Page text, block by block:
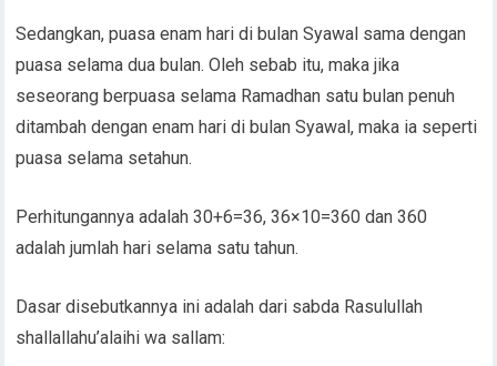
Sedangkan, puasa enam hari di bulan Syawal sama dengan
puasa selama dua bulan. Oleh sebab itu, maka jika
seseorang berpuasa selama Ramadhan satu bulan penuh
ditambah dengan enam hari di bulan Syawal, maka ia seperti
puasa selama setahun.
Perhitungannya adalah 30+6=36, 36×10=360 dan 360
adalah jumlah hari selama satu tahun.
Dasar disebutkannya ini adalah dari sabda Rasulullah
shallallahu’alaihi wa sallam: